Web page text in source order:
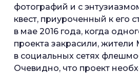
фотографий и с
квест, приуроченный к его
в мае 2016 года, когда
проекта закрасили, жители
в социальных сетях
Очевидно, что проект